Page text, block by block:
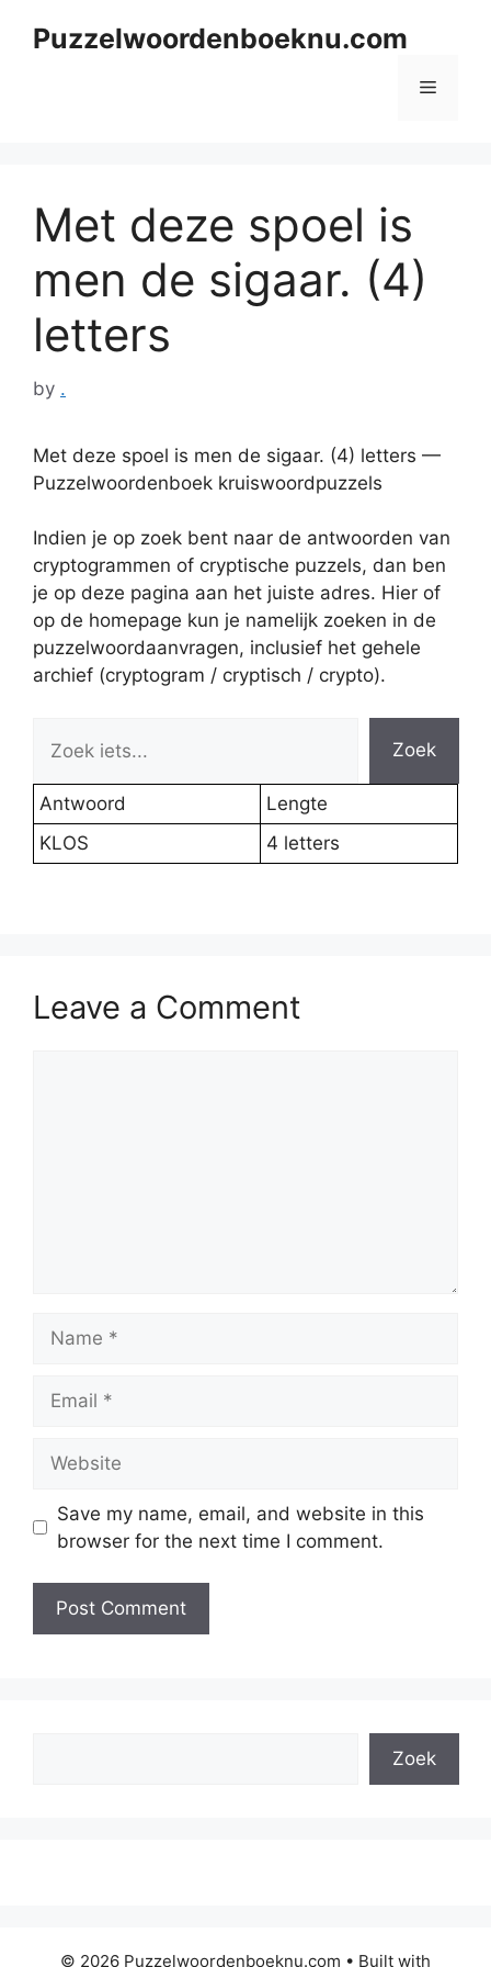
Puzzelwoordenboeknu.com
Menu
Met deze spoel is
men de sigaar. (4)
letters
by .
Met deze spoel is men de sigaar. (4) letters —
Puzzelwoordenboek kruiswoordpuzzels
Indien je op zoek bent naar de antwoorden van
cryptogrammen of cryptische puzzels, dan ben
je op deze pagina aan het juiste adres. Hier of
op de homepage kun je namelijk zoeken in de
puzzelwoordaanvragen, inclusief het gehele
archief (cryptogram / cryptisch / crypto).
Zoek
Antwoord
Lengte
KLOS
4 letters
Leave a Comment
Save my name, email, and website in this
browser for the next time I comment.
Zoek
© 2026 Puzzelwoordenboeknu.com • Built with